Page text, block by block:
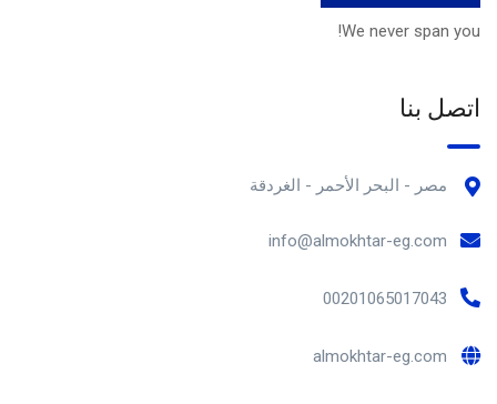
We never span you!
اتصل بنا
مصر - البحر الأحمر - الغردقة
info@almokhtar-eg.com
00201065017043
almokhtar-eg.com